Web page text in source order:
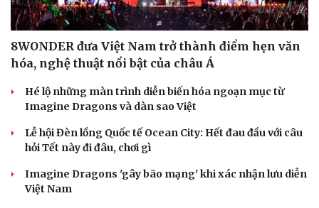
8WONDER đưa Việt Nam trở thành điểm hẹn văn
hóa, nghệ thuật nổi bật của châu Á
Hé lộ những màn trình diễn biến hóa ngoạn mục từ
Imagine Dragons và dàn sao Việt
Lễ hội Đèn lồng Quốc tế Ocean City: Hết đau đầu với câu
hỏi Tết này đi đâu, chơi gì
Imagine Dragons 'gây bão mạng' khi xác nhận lưu diễn
Việt Nam